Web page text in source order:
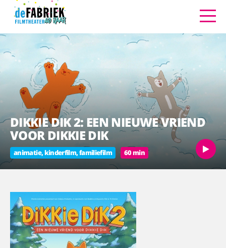
DIKKIE DIK 2: EEN NIEUWE VRIEND
VOOR DIKKIE DIK
animatie, kinderfilm, familiefilm 60 min